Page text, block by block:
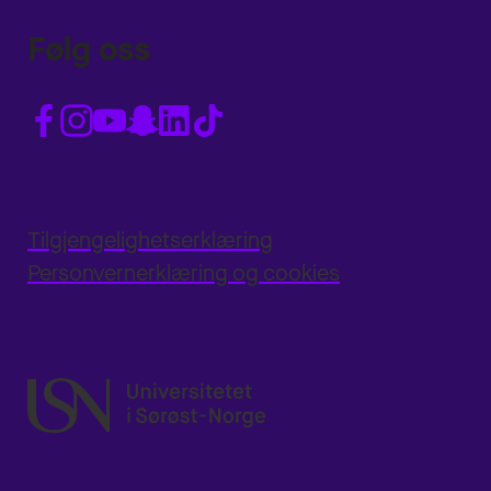
Følg oss
Tilgjengelighetserklæring
Personvernerklæring og cookies